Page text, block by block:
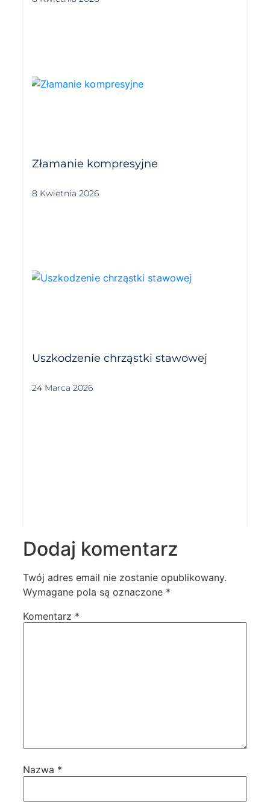
Złamanie kompresyjne
8 Kwietnia 2026
Uszkodzenie chrząstki stawowej
24 Marca 2026
Dodaj komentarz
Twój adres email nie zostanie opublikowany.
Wymagane pola są oznaczone *
Komentarz *
Nazwa *